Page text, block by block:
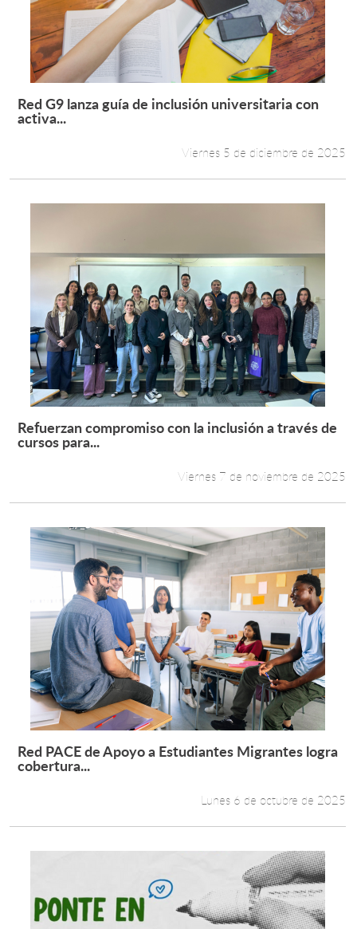
Leer más +
Red G9 lanza guía de inclusión universitaria con
activa...
Viernes 5 de diciembre de 2025
Leer más +
Refuerzan compromiso con la inclusión a través de
cursos para...
Viernes 7 de noviembre de 2025
Leer más +
Red PACE de Apoyo a Estudiantes Migrantes logra
cobertura...
Lunes 6 de octubre de 2025